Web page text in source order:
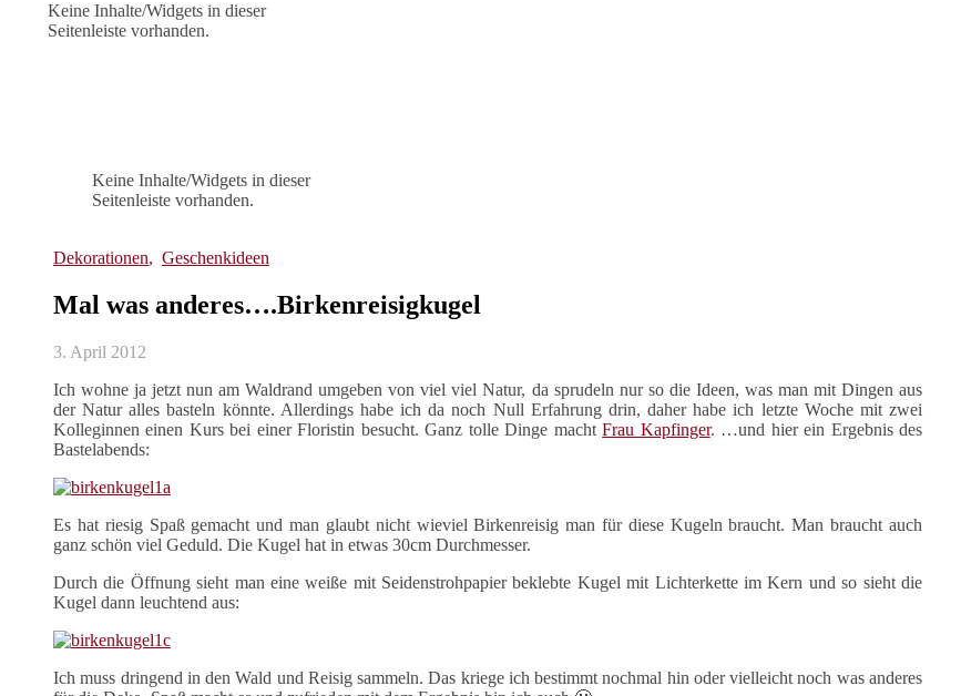
Keine Inhalte/Widgets in dieser
Seitenleiste vorhanden.
Keine Inhalte/Widgets in dieser
Seitenleiste vorhanden.
Dekorationen, Geschenkideen
Mal was anderes….Birkenreisigkugel
3. April 2012
Ich wohne ja jetzt nun am Waldrand umgeben von viel viel Natur, da sprudeln nur so die Ideen, was man mit Dingen aus
der Natur alles basteln könnte. Allerdings habe ich da noch Null Erfahrung drin, daher habe ich letzte Woche mit zwei
Kolleginnen einen Kurs bei einer Floristin besucht. Ganz tolle Dinge machtFrau Kapfinger. …und hier ein Ergebnis des
Bastelabends:
Es hat riesig Spaß gemacht und man glaubt nicht wieviel Birkenreisig man für diese Kugeln braucht. Man braucht auch
ganz schön viel Geduld. Die Kugel hat in etwas 30cm Durchmesser.
Durch die Öffnung sieht man eine weiße mit Seidenstrohpapier beklebte Kugel mit Lichterkette im Kern und so sieht die
Kugel dann leuchtend aus:
Ich muss dringend in den Wald und Reisig sammeln. Das kriege ich bestimmt nochmal hin oder vielleicht noch was anderes